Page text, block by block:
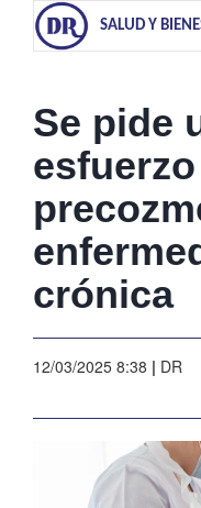
SALUD Y
Se pide
crónica
12/03/2025 8:38 | DR